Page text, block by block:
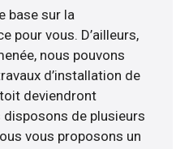
base sur la
pour vous. D’ailleurs,
nous pouvons
d’installation de
deviendront
de plusieurs
vous proposons un